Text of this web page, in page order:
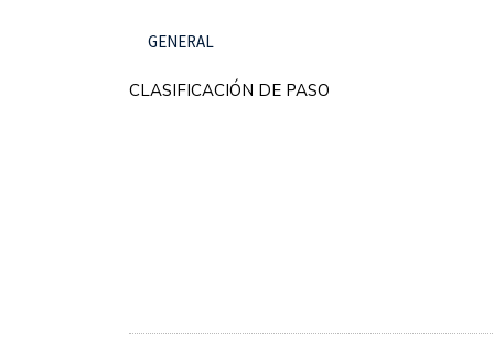
GENERAL
CLASIFICACIÓN DE PASO